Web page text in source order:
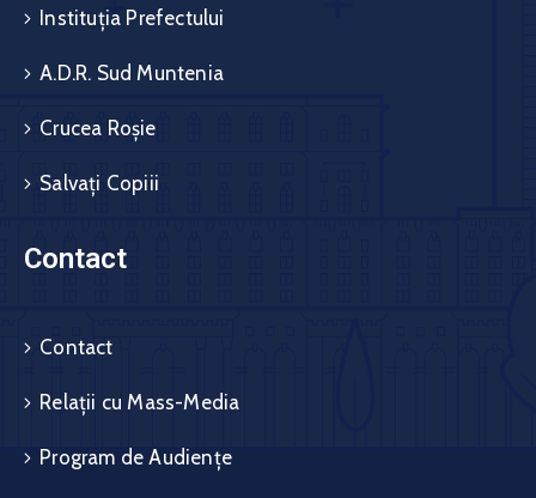
Instituția Prefectului
A.D.R. Sud Muntenia
Crucea Roșie
Salvați Copiii
Contact
Contact
Relații cu Mass-Media
Program de Audiențe